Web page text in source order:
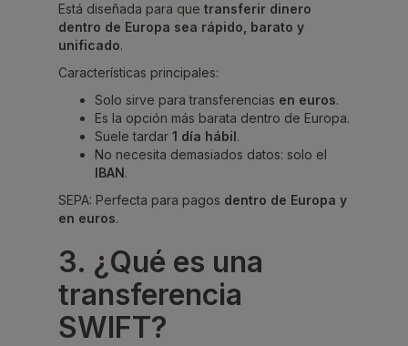
Está diseñada para que transferir dinero
dentro de Europa sea rápido, barato y
unificado.
Características principales:
Solo sirve para transferencias en euros.
Es la opción más barata dentro de Europa.
Suele tardar 1 día hábil.
No necesita demasiados datos: solo el
IBAN.
SEPA: Perfecta para pagos dentro de Europa y
en euros.
3. ¿Qué es una
transferencia
SWIFT?